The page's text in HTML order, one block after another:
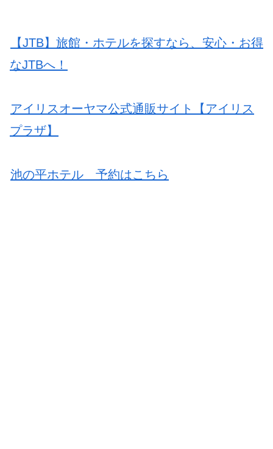
【JTB】旅館・ホテルを探すなら、安心・お得
なJTBへ！
アイリスオーヤマ公式通販サイト【アイリス
プラザ】
池の平ホテル 予約はこちら